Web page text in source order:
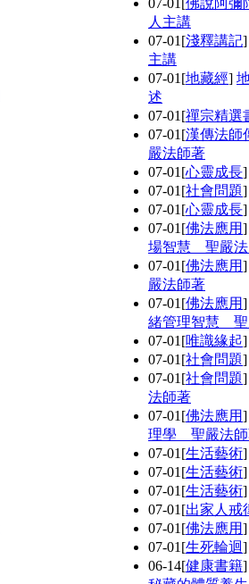
07-01 [佛說阿彌
人主講
07-01 [淺釋講記
主講
07-01 [地藏經]
述
07-01 [禪宗精選
07-01 [漢傳法師
嚴法師著
07-01 [心靈成長
07-01 [社會問題
07-01 [心靈成長
07-01 [佛法應用
場智慧 聖嚴
07-01 [佛法應用
嚴法師著
07-01 [佛法應用
緒管理智慧
07-01 [唯識緣起
07-01 [社會問題
07-01 [社會問題
法師著
07-01 [佛法應用
理學 聖嚴法
07-01 [生活藝術
07-01 [生活藝術
07-01 [生活藝術
07-01 [出家人戒
07-01 [佛法應用
07-01 [生死輪迴
06-14[健康書籍